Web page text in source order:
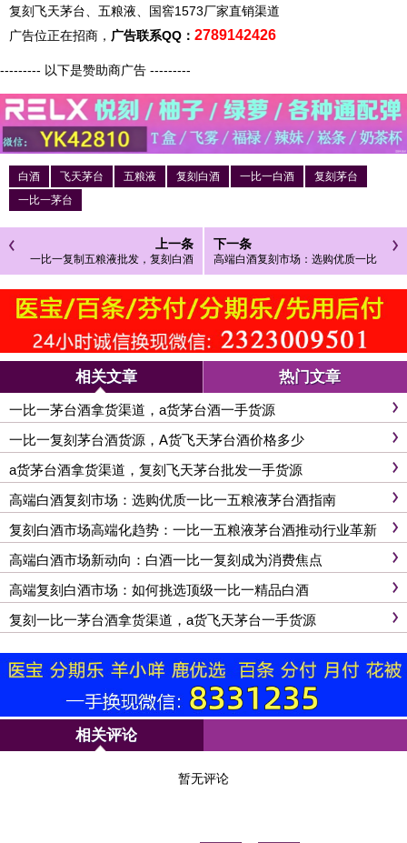
复刻飞天茅台、五粮液、国窖1573厂家直销渠道
广告位正在招商， 广告联系QQ： 2789142426
--------- 以下是赞助商广告 ---------
白酒 飞天茅台 五粮液 复刻白酒 一比一白酒
复刻茅台
一比一茅台
上一条
一比一复制五粮液批发，复刻白酒
下一条
高端白酒复刻市场：选购优质一比
相关文章 热门文章
一比一茅台酒拿货渠道，a货茅台酒一手货源
一比一复刻茅台酒货源，A货飞天茅台酒价格多少
a货茅台酒拿货渠道，复刻飞天茅台批发一手货源
高端白酒复刻市场：选购优质一比一五粮液茅台酒指南
复刻白酒市场高端化趋势：一比一五粮液茅台酒推动行业革新
高端白酒市场新动向：白酒一比一复刻成为消费焦点
高端复刻白酒市场：如何挑选顶级一比一精品白酒
复刻一比一茅台酒拿货渠道，a货飞天茅台一手货源
相关评论
暂无评论